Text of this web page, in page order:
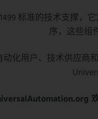
标准的技术支撑，
序，这些组
动化用户、技术供应商